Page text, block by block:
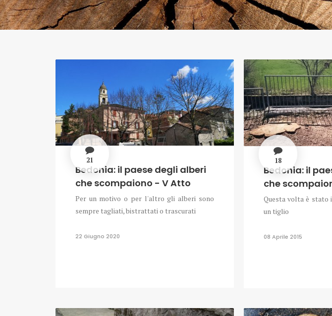
21
Bedonia: il paese degli alberi
che scompaiono - V Atto
Per un motivo o per l'altro gli alberi sono
sempre tagliati, bistrattati o trascurati
22 Giugno 2020
18
Bedonia: il
che
Questa volta è stato
un tiglio
08 Aprile 2015